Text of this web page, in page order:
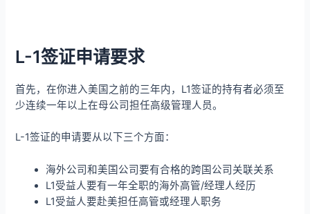
L-1签证申请要求
首先，在你进入美国之前的三年内，L1签证的持有者必须至
少连续一年以上在母公司担任高级管理人员。
L-1签证的申请要从以下三个方面：
海外公司和美国公司要有合格的跨国公司关联关系
L1受益人要有一年全职的海外高管/经理人经历
L1受益人要赴美担任高管或经理人职务